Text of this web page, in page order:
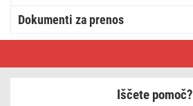
Dokumenti za prenos
Iščete pomoč?